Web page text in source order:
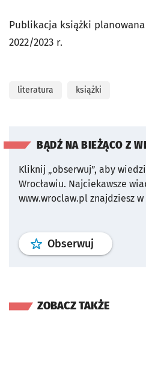
Publikacja książki
2022/2023 r.
literatura książki
BĄDŹ NA BIEŻĄCO Z
Kliknij „obserwuj”, aby
Wrocławiu. Najciekawsze
www.wroclaw.pl znajdziesz w
Obserwuj profil
ZOBACZ TAKŻE